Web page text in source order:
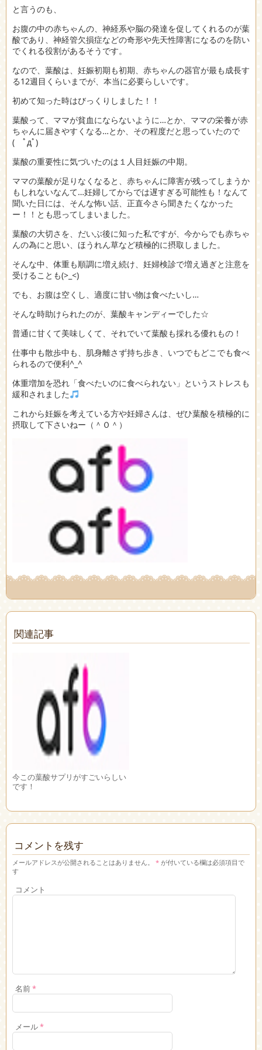
と言うのも、
お腹の中の赤ちゃんの、神経系や脳の発達を促してくれるのが葉
酸であり、神経管欠損症などの奇形や先天性障害になるのを防い
でくれる役割があるそうです。
なので、葉酸は、妊娠初期も初期、赤ちゃんの器官が最も成長す
る12週目くらいまでが、本当に必要らしいです。
初めて知った時はびっくりしました！！
葉酸って、ママが貧血にならないように…とか、ママの栄養が赤
ちゃんに届きやすくなる…とか、その程度だと思っていたので
( ﾟдﾟ)
葉酸の重要性に気づいたのは１人目妊娠の中期。
ママの葉酸が足りなくなると、赤ちゃんに障害が残ってしまうか
もしれないなんて…妊婦してからでは遅すぎる可能性も！なんて
聞いた日には、そんな怖い話、正直今さら聞きたくなかった
ー！！とも思ってしまいました。
葉酸の大切さを、だいぶ後に知った私ですが、今からでも赤ちゃ
んの為にと思い、ほうれん草など積極的に摂取しました。
そんな中、体重も順調に増え続け、妊婦検診で増え過ぎと注意を
受けることも(>_<)
でも、お腹は空くし、適度に甘い物は食べたいし…
そんな時助けられたのが、葉酸キャンディーでした☆
普通に甘くて美味しくて、それでいて葉酸も採れる優れもの！
仕事中も散歩中も、肌身離さず持ち歩き、いつでもどこでも食べ
られるので便利^_^
体重増加を恐れ「食べたいのに食べられない」というストレスも
緩和されました
これから妊娠を考えている方や妊婦さんは、ぜひ葉酸を積極的に
摂取して下さいねー（＾Ｏ＾）
関連記事
今この葉酸サプリがすごいらしい
です！
コメントを残す
メールアドレスが公開されることはありません。 * が付いている欄は必須項目で
す
コメント
名前*
メール*